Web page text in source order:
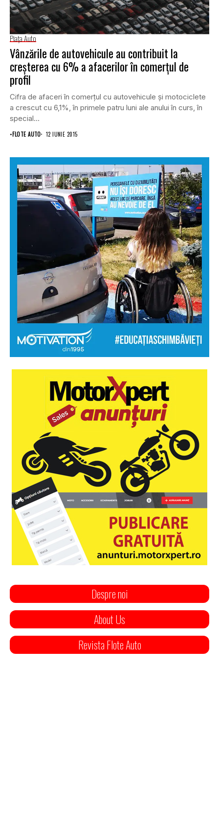
Piaţa Auto
Vânzările de autovehicule au contribuit la
creşterea cu 6% a afacerilor în comerţul de
profil
Cifra de afaceri în comerţul cu autovehicule şi motociclete
a crescut cu 6,1%, în primele patru luni ale anului în curs, în
special...
•FLOTE AUTO 12 IUNIE 2015
Despre noi
About Us
Revista Flote Auto